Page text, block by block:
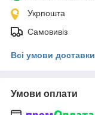
Укрпошта
Самовивіз
Всі умови доставки
Умови оплати